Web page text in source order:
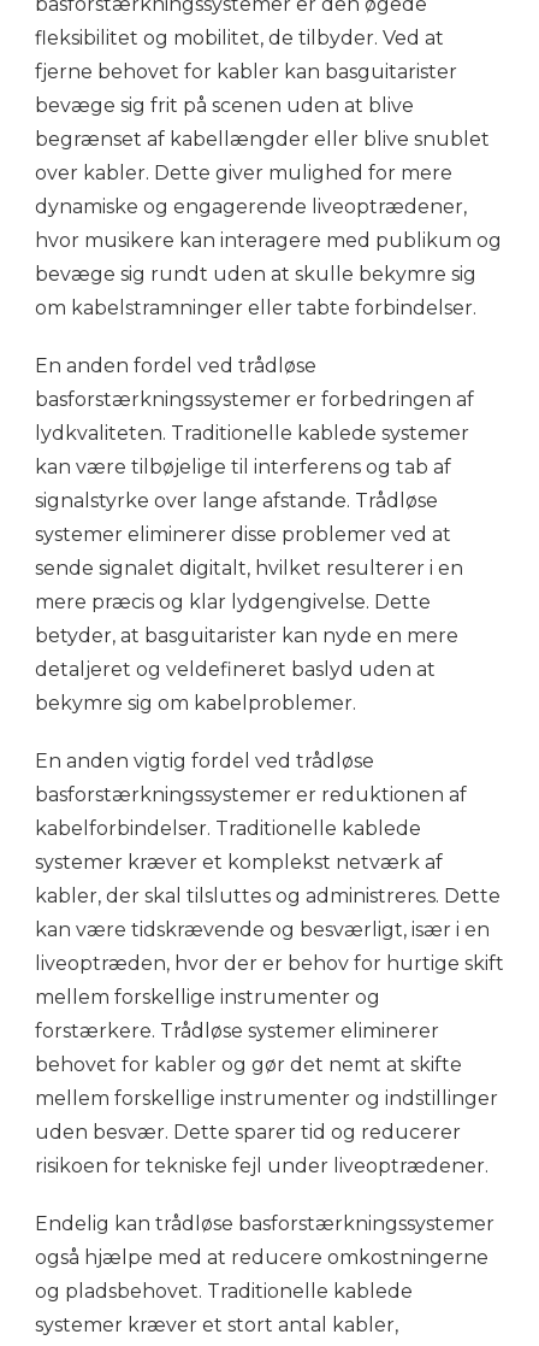
basforstærkningssystemer er den øgede
fleksibilitet og mobilitet, de tilbyder. Ved at
fjerne behovet for kabler kan basguitarister
bevæge sig frit på scenen uden at blive
begrænset af kabellængder eller blive snublet
over kabler. Dette giver mulighed for mere
dynamiske og engagerende liveoptrædener,
hvor musikere kan interagere med publikum og
bevæge sig rundt uden at skulle bekymre sig
om kabelstramninger eller tabte forbindelser.
En anden fordel ved trådløse
basforstærkningssystemer er forbedringen af
lydkvaliteten. Traditionelle kablede systemer
kan være tilbøjelige til interferens og tab af
signalstyrke over lange afstande. Trådløse
systemer eliminerer disse problemer ved at
sende signalet digitalt, hvilket resulterer i en
mere præcis og klar lydgengivelse. Dette
betyder, at basguitarister kan nyde en mere
detaljeret og veldefineret baslyd uden at
bekymre sig om kabelproblemer.
En anden vigtig fordel ved trådløse
basforstærkningssystemer er reduktionen af
kabelforbindelser. Traditionelle kablede
systemer kræver et komplekst netværk af
kabler, der skal tilsluttes og administreres. Dette
kan være tidskrævende og besværligt, især i en
liveoptræden, hvor der er behov for hurtige skift
mellem forskellige instrumenter og
forstærkere. Trådløse systemer eliminerer
behovet for kabler og gør det nemt at skifte
mellem forskellige instrumenter og indstillinger
uden besvær. Dette sparer tid og reducerer
risikoen for tekniske fejl under liveoptrædener.
Endelig kan trådløse basforstærkningssystemer
også hjælpe med at reducere omkostningerne
og pladsbehovet. Traditionelle kablede
systemer kræver et stort antal kabler,